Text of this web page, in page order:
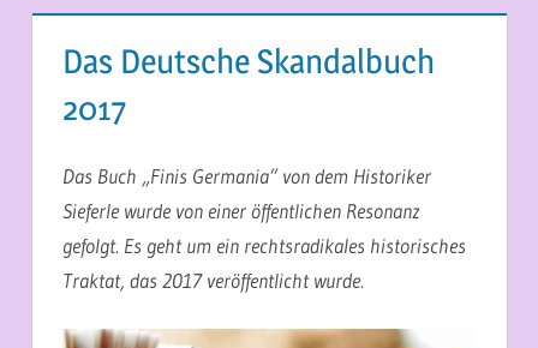
Das Deutsche Skandalbuch
2017
Das Buch „Finis Germania“ von dem Historiker
Sieferle wurde von einer öffentlichen Resonanz
gefolgt. Es geht um ein rechtsradikales historisches
Traktat, das 2017 veröffentlicht wurde.